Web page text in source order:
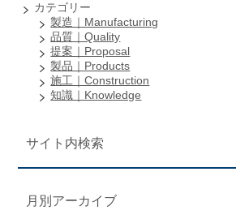
カテゴリー
製造｜Manufacturing
品質｜Quality
提案｜Proposal
製品｜Products
施工｜Construction
知識｜Knowledge
サイト内検索
月別アーカイブ